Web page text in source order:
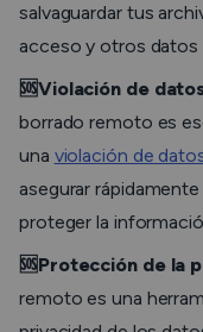
salvaguardar tus
acceso y otros datos
🆘Violación de
borrado remoto es
una violación de
asegurar
proteger la
🆘Protección de la
remoto es una